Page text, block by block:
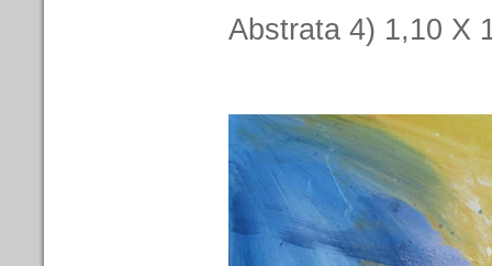
Abstrata 4) 1,10 X